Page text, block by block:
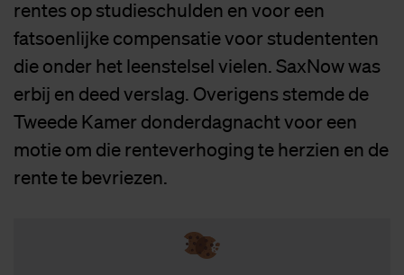
rentes op studieschulden en voor een
fatsoenlijke compensatie voor studententen
die onder het leenstelsel vielen. SaxNow was
erbij en deed verslag. Overigens stemde de
Tweede Kamer donderdagnacht voor een
motie om die renteverhoging te herzien en de
rente te bevriezen.